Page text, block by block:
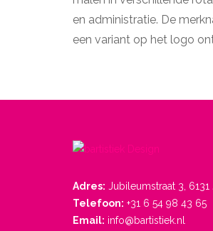
en administratie. De
een variant op het logo
Adres: Jubileumstraat 3, 6131
Telefoon: +31 6 54 98 43 65
Email: info@bartistiek.nl